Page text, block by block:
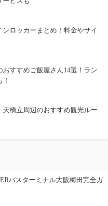
ロッカーまとめ！料金やサイ
すすめご飯屋さん14選！ラン
天橋立周辺のおすすめ観光ルー
バスターミナル大阪梅田完全ガ